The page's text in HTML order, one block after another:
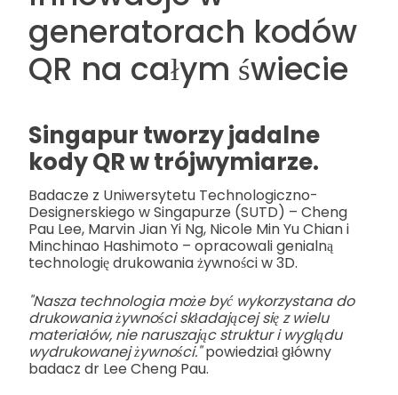
generatorach kodów
QR na całym świecie
Singapur tworzy jadalne
kody QR w trójwymiarze.
Badacze z Uniwersytetu Technologiczno-
Designerskiego w Singapurze (SUTD) – Cheng
Pau Lee, Marvin Jian Yi Ng, Nicole Min Yu Chian i
Minchinao Hashimoto – opracowali genialną
technologię drukowania żywności w 3D.
"Nasza technologia może być wykorzystana do
drukowania żywności składającej się z wielu
materiałów, nie naruszając struktur i wyglądu
wydrukowanej żywności."powiedział główny
badacz dr Lee Cheng Pau.